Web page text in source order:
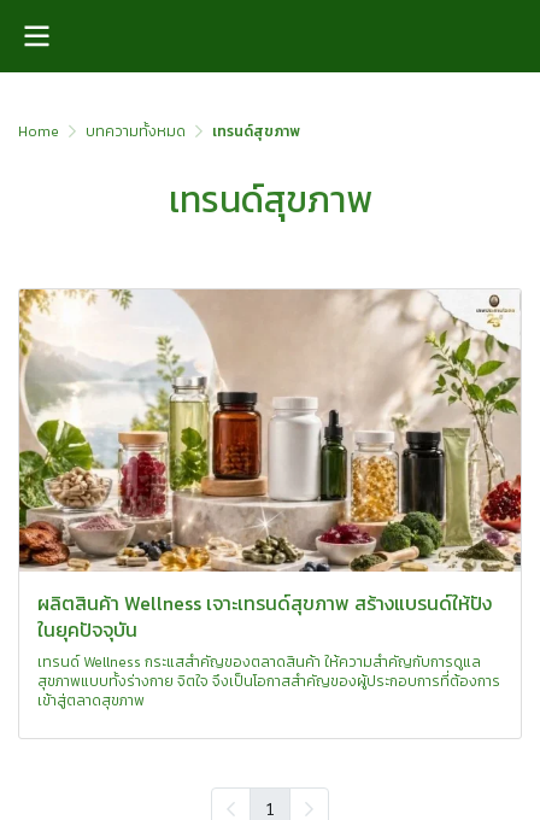
Home บทความทั้งหมด เทรนด์สุขภาพ
เทรนด์สุขภาพ
ผลิตสินค้า Wellness เจาะเทรนด์สุขภาพ สร้างแบรนด์ให้ปัง
ในยุคปัจจุบัน
เทรนด์ Wellness กระแสสำคัญของตลาดสินค้า ให้ความสำคัญกับการดูแล
สุขภาพแบบทั้งร่างกาย จิตใจ จึงเป็นโอกาสสำคัญของผู้ประกอบการที่ต้องการ
เข้าสู่ตลาดสุขภาพ
1